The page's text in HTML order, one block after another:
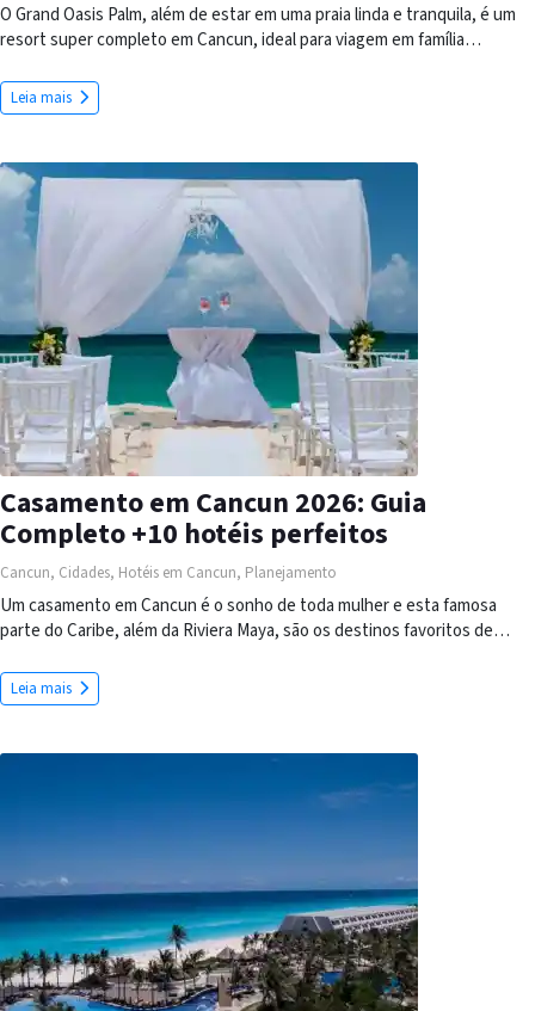
O Grand Oasis Palm, além de estar em uma praia linda e tranquila, é um
resort super completo em Cancun, ideal para viagem em família…
Leia mais
Casamento em Cancun 2026: Guia
Completo +10 hotéis perfeitos
Cancun, Cidades, Hotéis em Cancun, Planejamento
Um casamento em Cancun é o sonho de toda mulher e esta famosa
parte do Caribe, além da Riviera Maya, são os destinos favoritos de…
Leia mais